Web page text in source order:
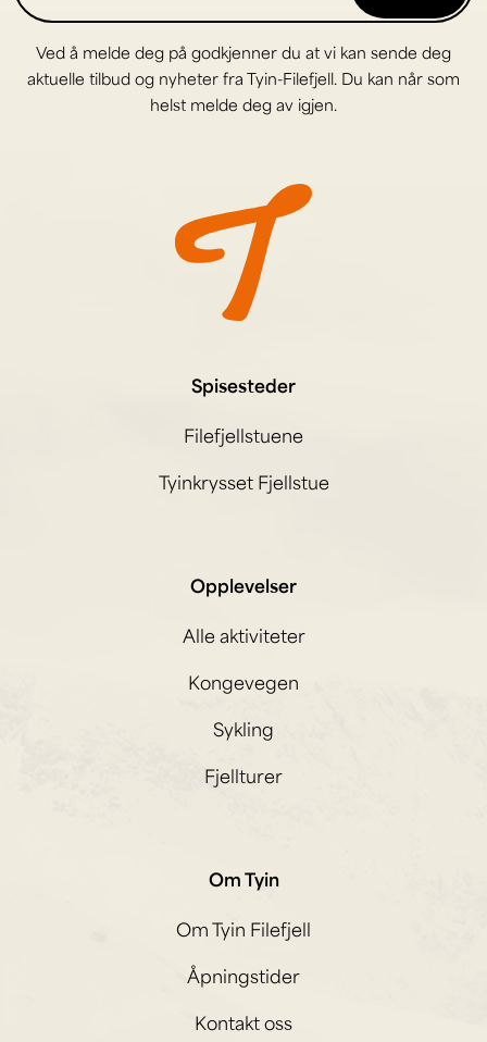
Ved å melde deg på godkjenner du at vi kan sende deg
aktuelle tilbud og nyheter fra Tyin-Filefjell. Du kan når som
helst melde deg av igjen.
Spisesteder
Filefjellstuene
Tyinkrysset Fjellstue
Opplevelser
Alle aktiviteter
Kongevegen
Sykling
Fjellturer
Om Tyin
Om Tyin Filefjell
Åpningstider
Kontakt oss